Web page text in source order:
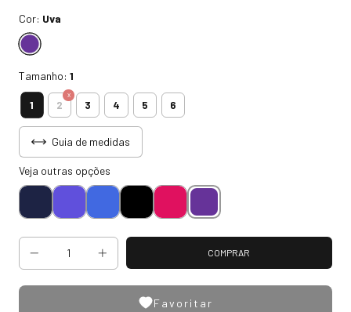
Cor: Uva
Tamanho: 1
1 2 3 4 5 6
Guia de medidas
Veja outras opções
Favoritar